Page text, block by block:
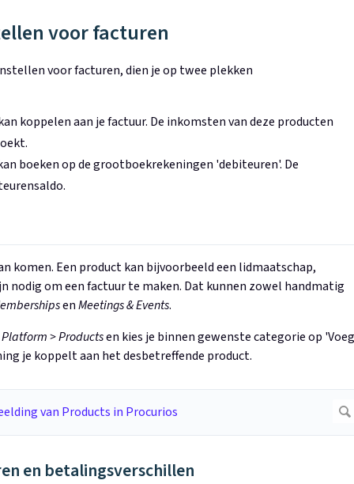
voor facturen
voor facturen, dien je op twee plekken
koppelen aan je factuur. De inkomsten van deze producten
boeken op de grootboekrekeningen 'debiteuren'. De
komen. Een product kan bijvoorbeeld een lidmaatschap,
om een factuur te maken. Dat kunnen zowel handmatig
enMeetings & Events.
Platform > Productsen kies je binnen gewenste categorie op 'Voeg
je koppelt aan het desbetreffende product.
en betalingsverschillen